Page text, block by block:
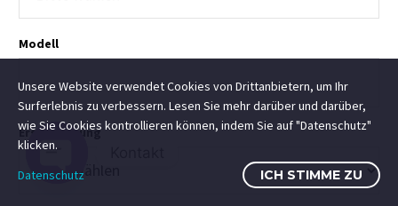
Modell
Erstzulassung
Unsere Website verwendet Cookies von Drittanbietern, um Ihr
Surferlebnis zu verbessern. Lesen Sie mehr darüber und darüber,
wie Sie Cookies kontrollieren können, indem Sie auf "Datenschutz"
klicken.
Datenschutz
ICH STIMME ZU